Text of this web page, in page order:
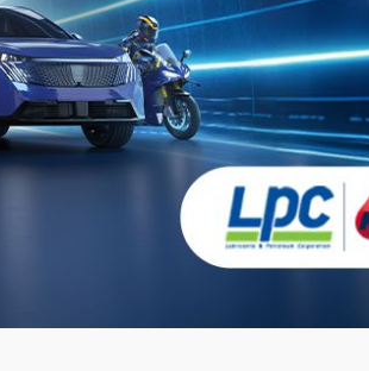
PREMUS™ LI
Γράσο λιθίου υψηλής απόδοσης